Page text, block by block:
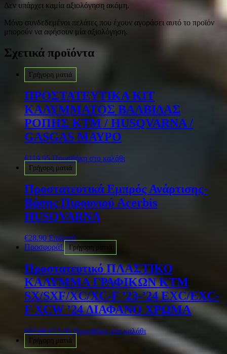
Δεν υπάρχει καμία αξιολόγηση ακόμη.
Μόνο συνδεδεμένοι πελάτες που έχουν αγοράσει αυτό το προϊόν
μπορούν να αφήσουν μία αξιολόγηση.
Σχετικά προϊόντα
Γρήγορη ματιά
ΠΡΟΣΤΑΤΕΥΤΙΚΑ ΚΙΤ
ΚΑΛΥΜΜΑΤΟΣ ΒΑΛΒΙΔΑΣ
ΡΟΠΗΣ ΚΤΜ / HUSQVARNA /
GASGAS ΜΑΥΡΟ
€119.95 Προσθήκη στο καλάθι
Γρήγορη ματιά
Προστατευτικά Εμπρός Ανάρτισης-
Βάσης Πιρουνιού Acerbis
HUSQVARNA
€28.90 Επιλογή
Προσφορά!
Γρήγορη ματιά
Προστατευτικό ΠΛΑΣΤΙΚΟ
ΚΑΛΥΜΜΑ ΓΡΑΦΙΚΩΝ KTM
SX/SXF/XC/XC-F ’23-’24 EXC/EXC-
F XCW ’24 ΔΙΑΦΑΝΟ ΧΡΩΜΑ
€27.00 €23.00 Προσθήκη στο καλάθι
Γρήγορη ματιά